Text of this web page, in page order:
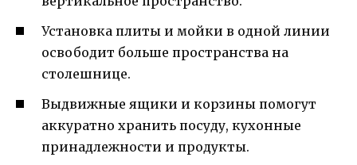
Установка плиты и мойки в одной линии
освободит больше пространства на
столешнице.
Выдвижные ящики и корзины помогут
аккуратно хранить посуду, кухонные
принадлежности и продукты.